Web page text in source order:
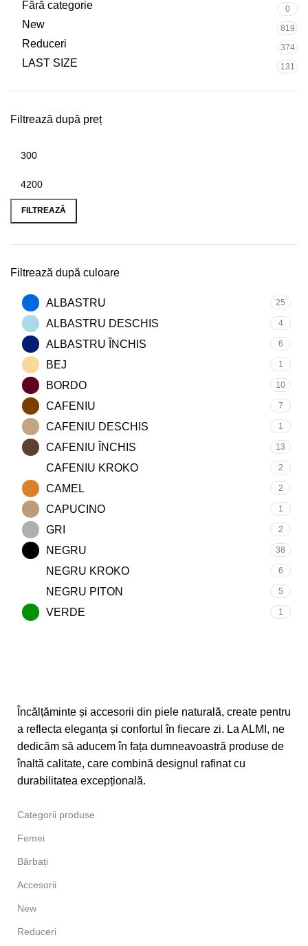
Fără categorie 0
New 819
Reduceri 374
LAST SIZE 131
Filtrează după preț
FILTREAZĂ
Filtrează după culoare
ALBASTRU 25
ALBASTRU DESCHIS 4
ALBASTRU ÎNCHIS 6
BEJ 1
BORDO 10
CAFENIU 7
CAFENIU DESCHIS 1
CAFENIU ÎNCHIS 13
CAFENIU KROKO 2
CAMEL 2
CAPUCINO 1
GRI 2
NEGRU 38
NEGRU KROKO 6
NEGRU PITON 5
VERDE 1
Încălțăminte și accesorii din piele naturală, create pentru
a reflecta eleganța și confortul în fiecare zi. La ALMI, ne
dedicăm să aducem în fața dumneavoastră produse de
înaltă calitate, care combină designul rafinat cu
durabilitatea excepțională.
Categorii produse
Femei
Bărbați
Accesorii
New
Reduceri